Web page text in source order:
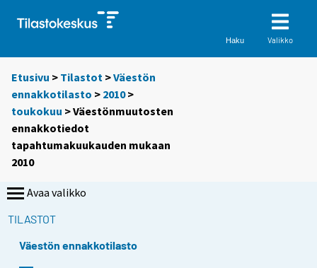
Haku Valikko
Etusivu > Tilastot >Väestön
ennakkotilasto > 2010>
toukokuu > Väestönmuutosten
ennakkotiedot
tapahtumakuukauden mukaan
2010
Avaa valikko
TILASTOT
Väestön ennakkotilasto